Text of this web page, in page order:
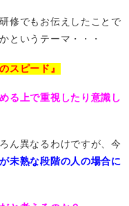
修でもお伝えしたことで
というテーマ・・・
スピード』
る上で重視したり意識し
ん異なるわけですが、今
未熟な段階の人の場合に